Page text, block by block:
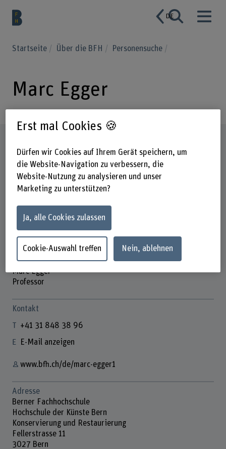
DE
Startseite Über die BFH Personensuche
Marc Egger
Marc Egger
Professor
Kontakt
+41 31 848 38 96
E-Mail anzeigen
www.bfh.ch/de/marc-egger1
Adresse
Berner Fachhochschule
Hochschule der Künste Bern
Konservierung und Restaurierung
Fellerstrasse 11
3027 Bern
Erst mal Cookies 🍪
Dürfen wir Cookies auf Ihrem Gerät speichern, um
die Website-Navigation zu verbessern, die
Website-Nutzung zu analysieren und unser
Marketing zu unterstützen?
Ja, alle Cookies zulassen
Cookie-Auswahl treffen Nein, ablehnen